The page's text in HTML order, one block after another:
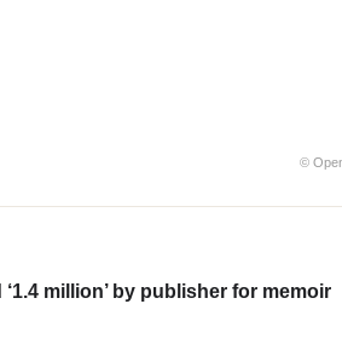
©
million’ by publisher for memoir